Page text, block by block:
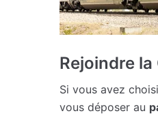
Rejoindre la
Si vous avez
vous déposer au